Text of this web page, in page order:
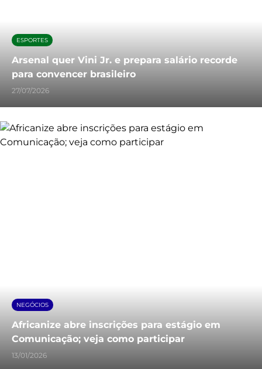
ESPORTES
Arsenal quer Vini Jr. e prepara salário recorde
para convencer brasileiro
27/07/2026
NEGÓCIOS
Africanize abre inscrições para estágio em
Comunicação; veja como participar
13/01/2026